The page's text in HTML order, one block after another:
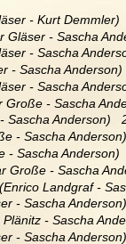
- Kurt Demmler)
Gläser - Sascha
- Sascha
- Sascha Anderson)
- Sascha
Große - Sascha
Sascha Anderson)
- Sascha
- Sascha Anderson)
Große - Sascha
(Enrico Landgraf -
- Sascha
Plänitz - Sascha
- Sascha